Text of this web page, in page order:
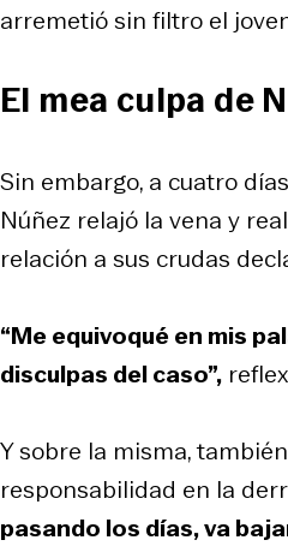
arremetió sin filtro el
El mea culpa de
Sin embargo, a cuatro
Núñez relajó la vena y
relación a sus crudas
“Me equivoqué en mis
disculpas del caso”,
Y sobre la misma,
responsabilidad en la
pasando los días, va